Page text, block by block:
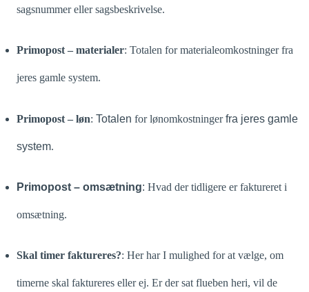
sagsnummer eller sagsbeskrivelse.
Primopost – materialer: Totalen for materialeomkostninger fra
jeres gamle system.
Primopost – løn: Totalen for lønomkostningerfra jeres gamle
system.
Primopost – omsætning: Hvad der tidligere er faktureret i
omsætning.
Skal timer faktureres?: Her har I mulighed for at vælge, om
timerne skal faktureres eller ej. Er der sat flueben heri, vil de